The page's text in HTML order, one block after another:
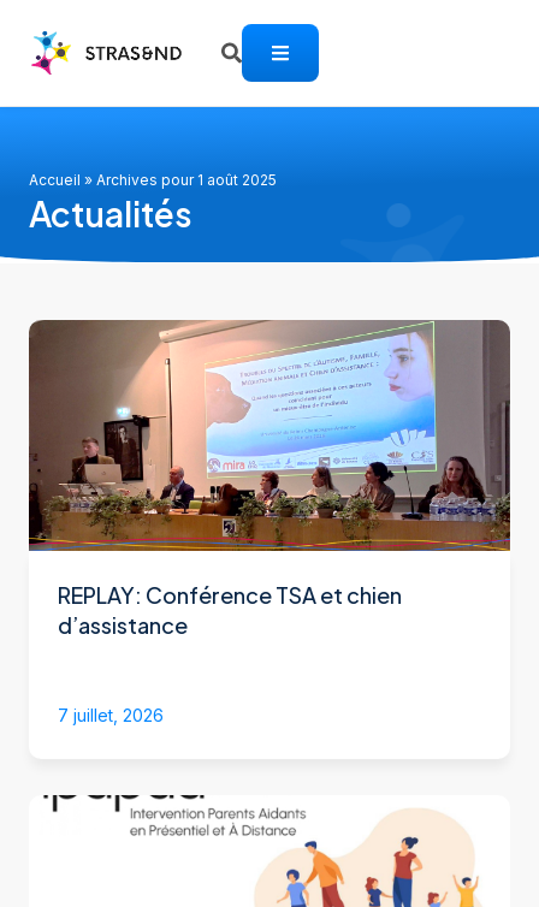
Accueil » Archives pour 1 août 2025
Actualités
REPLAY: Conférence TSA et chien
d’assistance
7 juillet, 2026